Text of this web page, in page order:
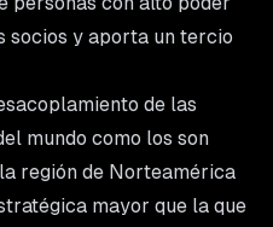
socios y aporta un tercio
de las
mundo como los son
región de Norteamérica
mayor que la que